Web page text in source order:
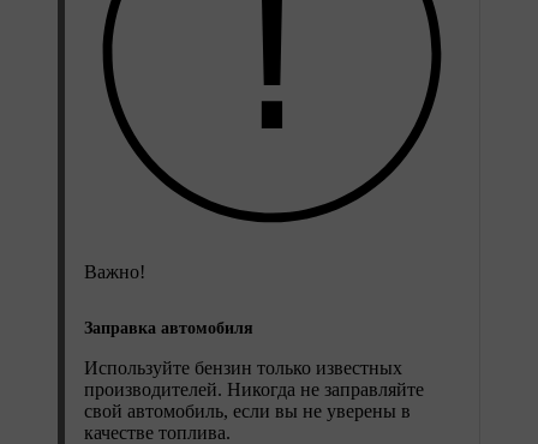
Важно!
Заправка автомобиля
Используйте бензин только известных
производителей. Никогда не заправляйте
свой автомобиль, если вы не уверены в
качестве топлива.